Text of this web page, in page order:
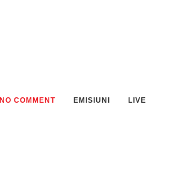
NO COMMENT EMISIUNI LIVE